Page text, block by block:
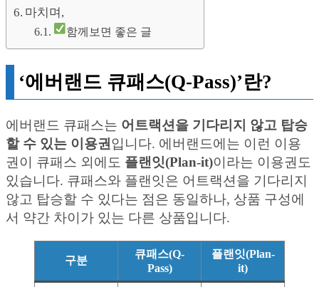
마치며,
함께보면 좋은 글
‘에버랜드 큐패스(Q-Pass)’란?
에버랜드 큐패스는 어트랙션을 기다리지 않고 탑승
할 수 있는 이용권 입니다. 에버랜드에는 이런 이용
권이 큐패스 외에도 플랜잇(Plan-it)이라는 이용권도
있습니다. 큐패스와 플랜잇은 어트랙션을 기다리지
않고 탑승할 수 있다는 점은 동일하나, 상품 구성에
서 약간 차이가 있는 다른 상품입니다.
구분
큐패스(Q-
Pass)
플랜잇(Plan-
it)